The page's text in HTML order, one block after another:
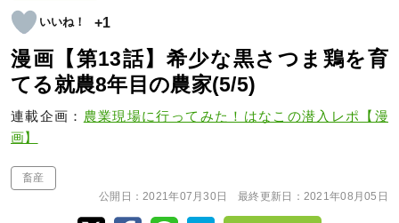
+1
漫画【第13話】希少な黒さつま鶏を育
てる就農8年目の農家(5/5)
連載企画： 農業現場に行ってみた！はなこの潜入レポ【漫
画】
畜産
公開日：2021年07月30日 最終更新日： 2021年08月05日